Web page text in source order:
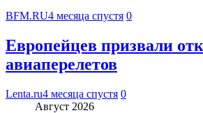
BFM.RU4 месяца спустя 0
Европейцев призвали
авиаперелетов
Lenta.ru4 месяца спустя 0
Август 2026